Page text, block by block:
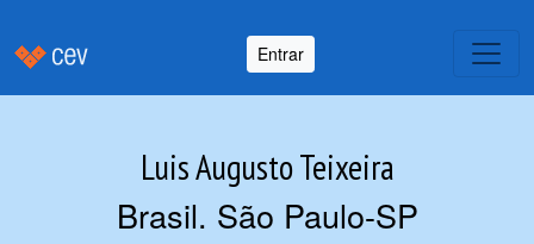
Entrar
Luis Augusto Teixeira
Brasil. São Paulo-SP